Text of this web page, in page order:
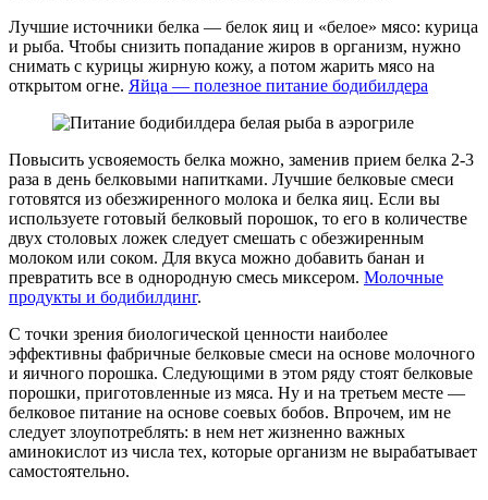
Лучшие источники белка — белок яиц и «белое» мясо: курица
и рыба. Чтобы снизить попадание жиров в организм, нужно
снимать с курицы жирную кожу, а потом жарить мясо на
открытом огне. Яйца — полезное питание бодибилдера
Повысить усвояемость белка можно, заменив прием белка 2-3
раза в день белковыми напитками. Лучшие белковые смеси
готовятся из обезжиренного молока и белка яиц. Если вы
используете готовый белковый порошок, то его в количестве
двух столовых ложек следует смешать с обезжиренным
молоком или соком. Для вкуса можно добавить банан и
превратить все в однородную смесь миксером. Молочные
продукты и бодибилдинг.
С точки зрения биологической ценности наиболее
эффективны фабричные белковые смеси на основе молочного
и яичного порошка. Следующими в этом ряду стоят белковые
порошки, приготовленные из мяса. Ну и на третьем месте —
белковое питание на основе соевых бобов. Впрочем, им не
следует злоупотреблять: в нем нет жизненно важных
аминокислот из числа тех, которые организм не вырабатывает
самостоятельно.